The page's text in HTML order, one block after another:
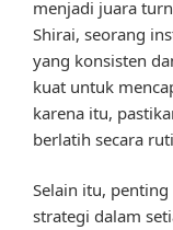
menjadi juara
Shirai, seorang
yang konsisten
kuat untuk
karena itu,
berlatih secara
Selain itu,
strategi dalam